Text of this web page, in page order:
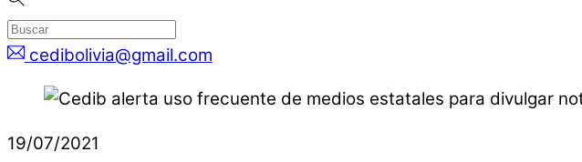
cedibolivia@gmail.com
19/07/2021